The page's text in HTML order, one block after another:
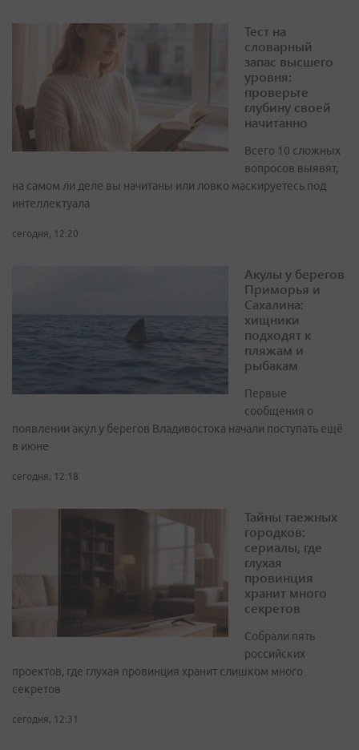
Тест на
словарный
запас высшего
уровня:
проверьте
глубину своей
начитанно
Всего 10 сложных
вопросов выявят,
на самом ли деле вы начитаны или ловко маскируетесь под
интеллектуала
сегодня, 12:20
Акулы у берегов
Приморья и
Сахалина:
хищники
подходят к
пляжам и
рыбакам
Первые
сообщения о
появлении акул у берегов Владивостока начали поступать ещё
в июне
сегодня, 12:18
Тайны таежных
городков:
сериалы, где
глухая
провинция
хранит много
секретов
Собрали пять
российских
проектов, где глухая провинция хранит слишком много
секретов
сегодня, 12:31